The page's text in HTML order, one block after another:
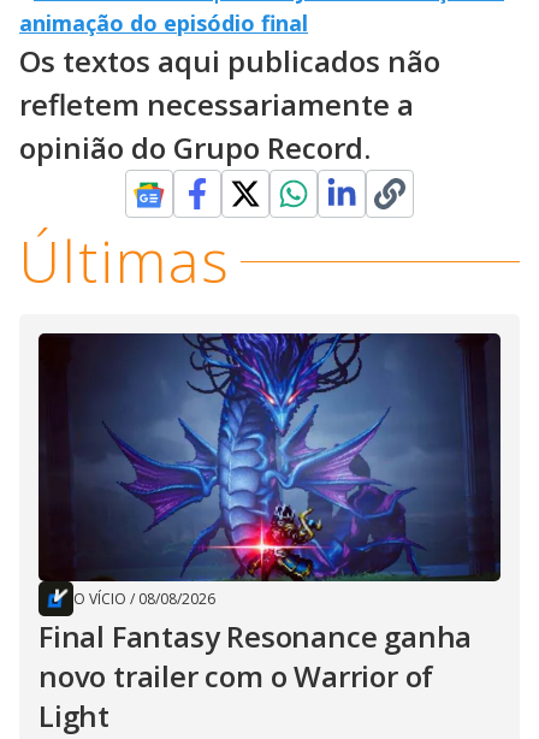
animação do episódio final
Os textos aqui publicados não
refletem necessariamente a
opinião do Grupo Record.
Últimas
O VÍCIO / 08/08/2026
Final Fantasy Resonance ganha
novo trailer com o Warrior of
Light